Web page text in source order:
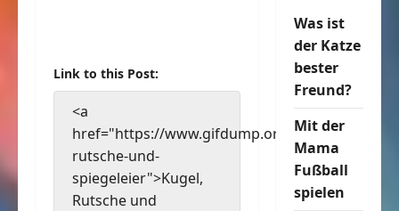
Link to this Post:
<a
href="https://www.gifdump.org/kugel-
rutsche-und-
spiegeleier">Kugel,
Rutsche und
Was ist
der Katze
bester
Freund?
Mit der
Mama
Fußball
spielen